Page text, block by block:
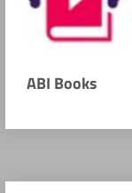
ABI Books